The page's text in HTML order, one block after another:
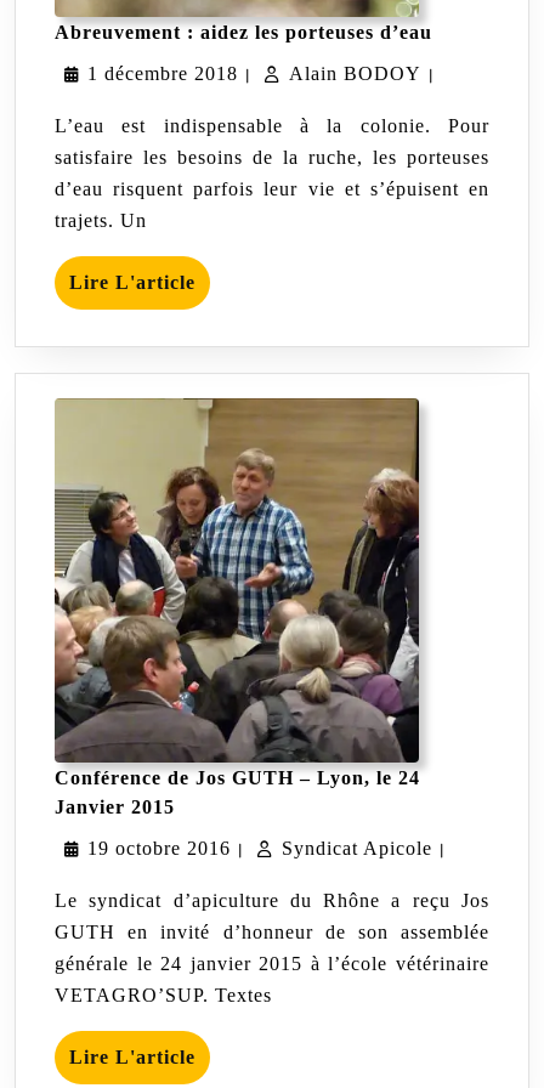
Abreuvement : aidez les porteuses d’eau
les
d’eau
1 décembre 2018 1| Alain BODOY Alain
|
L’eau est indispensable à la colonie. Pour
satisfaire les besoins de la ruche, les porteuses
d’eau risquent parfois leur vie et s’épuisent en
trajets. Un
Lire L'article Lire
L'article
Conférence de Jos GUTH – Lyon, le 24
Janvier 2015
Jos
–
Lyon,
le
24
Janvier
19 octobre 2016 19
| Syndicat Apicole Syndicat
|
Le syndicat d’apiculture du Rhône a reçu Jos
GUTH en invité d’honneur de son assemblée
générale le 24 janvier 2015 à l’école vétérinaire
VETAGRO’SUP. Textes
Lire L'article Lire